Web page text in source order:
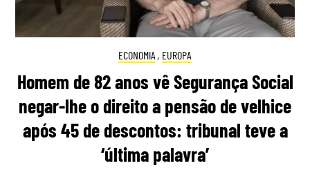
ECONOMIA , EUROPA
Homem de 82 anos vê Segurança Social
negar-lhe o direito a pensão de velhice
após 45 de descontos: tribunal teve a
‘última palavra’